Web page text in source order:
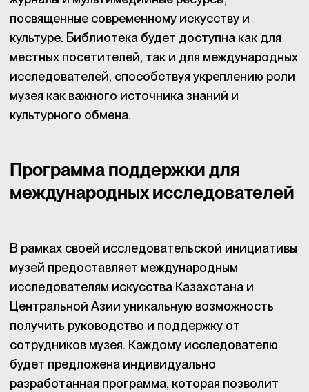
посвященные современному искусству и
культуре. Библиотека будет доступна как для
местных посетителей, так и для международных
исследователей, способствуя укреплению роли
музея как важного источника знаний и
культурного обмена.
Программа поддержки для
международных исследователей
В рамках своей исследовательской инициативы
музей предоставляет международным
исследователям искусства Казахстана и
Центральной Азии уникальную возможность
получить руководство и поддержку от
сотрудников музея. Каждому исследователю
будет предложена индивидуально
разработанная программа, которая позволит